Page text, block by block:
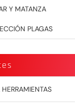
Y MATANZA
PLAGAS
HERRAMIENTAS